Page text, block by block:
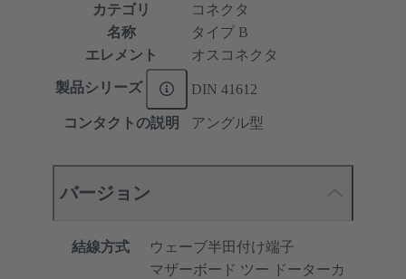
カテゴリ
コネクタ
名称
タイプ B
エレメント
オスコネクタ
製品シリーズ DIN 41612
コンタクトの説明 アングル型
バージョン
結線方式 ウェーブ半田付け端子
マザーボード ツー ドーターカ